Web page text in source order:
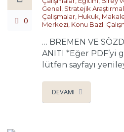
0
Genel, Stratejik
Çalışmalar, Hukuk,
Merkezi, Konu Bazlı
… BREMEN VE
ANITI *Eğer PDF’yi
lütfen sayfayı
DEVAMI